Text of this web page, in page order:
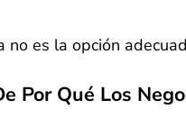
no es la opción
Por Qué Los